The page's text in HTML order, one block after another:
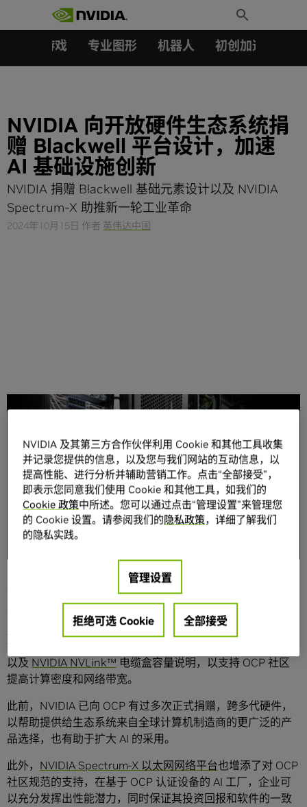
Toggle
Search
游戏 专业图形 机器人 初创加速会员成
NVIDIA 向开放硬件生态系统捐
赠 Blackwell 平台设计，加速
AI 基础设施创新
NVIDIA 捐赠 Blackwell 基础元素设计以及 NVIDIA
Spectrum-X 助推新一轮工业革命
2024年10月15日 作者 英伟达中国
分享
10 月 16 日，在美国加利福尼亚州举行的 OCP 全球峰会
上，NVIDIA 宣布已把 NVIDIA Blackwell 加速计算平台的一
Spectrum-X™ 对 OCP 标准的支持，以推动开放、高效、可
扩展的数据中心技术的发展。
在今年的 OCP 全球峰会上，NVIDIA 将与 OCP 社区分享
NVIDIA GB200 NVL72 系统电子机械设计中的关键部分，包
括机架架构、计算和交换机托盘的机构、液冷和热环境规范
以及 NVIDIA NVLink™ 电缆盒容量说明，以支持 OCP 社区
提高计算密度和网络带宽。
此前，NVIDIA 已向 OCP 有过多次正式捐赠，跨多代硬件，
以帮助提供给生态系统来自全球计算机制造商的更广泛的产
品选择，也有助于扩大 AI 的采用。
此外， NVIDIA Spectrum-X 以太网网络平台也增添了对 OCP
社区规范的支持，在基于 OCP 认证设备的 AI 工厂，企业可
以充分发挥出性能潜力，同时保证其投资回报和软件的一致
NVIDIA 及其第三方合作伙伴利用 Cookie 和其他工具收集
并记录您提供的信息，以及您与我们网站的互动信息，以
提高性能、进行分析并辅助营销工作。点击“全部接受”，
即表示您同意我们使用 Cookie 和其他工具，如我们的
Cookie 政策中所述。您可以通过点击“管理设置”来管理您
的 Cookie 设置。请参阅我们的隐私政策，详细了解我们
的隐私实践。
管理设置
拒绝可选 Cookie 全部接受